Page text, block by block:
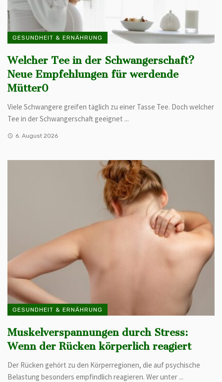
GESUNDHEIT & ERNÄHRUNG
Welcher Tee in der Schwangerschaft?
Neue Empfehlungen für werdende
Mütter0
Viele Schwangere greifen täglich zu einer Tasse Tee. Doch welcher
Tee in der Schwangerschaft geeignet ...
6. August 2026
GESUNDHEIT & ERNÄHRUNG
Muskelverspannungen durch Stress:
Wenn der Rücken körperlich reagiert
Der Rücken gehört zu den Körperregionen, die auf psychische
Belastung besonders empfindlich reagieren. Wer unter ...